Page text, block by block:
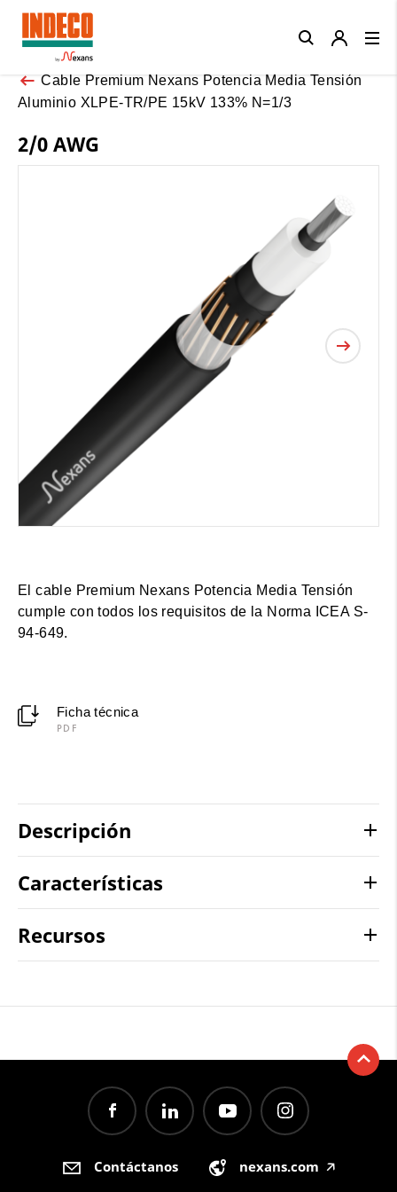
Cable Premium Nexans Potencia Media Tensión
Aluminio XLPE-TR/PE 15kV 133% N=1/3
2/0 AWG
El cable Premium Nexans Potencia Media Tensión
cumple con todos los requisitos de la Norma ICEA S-
94-649.
Ficha técnica
PDF
Descripción
Características
Recursos
Contáctanos nexans.com 🡥